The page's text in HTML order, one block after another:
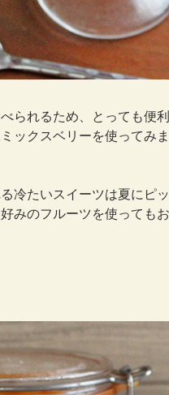
られるため、とっても便利
ックスベリーを使ってみま
冷たいスイーツは夏にピッ
みのフルーツを使っても